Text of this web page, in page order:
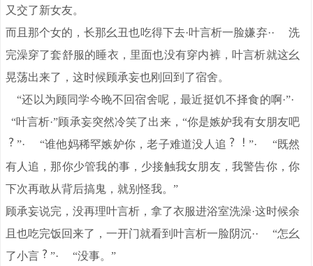
又交了新女友。
而且那个女的，长那幺丑也吃得下去·叶言析一脸嫌弃·· 洗
完澡穿了套舒服的睡衣，里面也没有穿内裤，叶言析就这幺
晃荡出来了，这时候顾承妄也刚回到了宿舍。
“还以为顾同学今晚不回宿舍呢，最近挺饥不择食的啊·”·
“叶言析·”顾承妄突然冷笑了出来，“你是嫉妒我有女朋友吧
”· “谁他妈稀罕嫉妒你，老子难道没人追
”· “既然
有人追，那你少管我的事，少接触我女朋友，我警告你，你
下次再敢从背后搞鬼，就别怪我。”
顾承妄说完，没再理叶言析，拿了衣服进浴室洗澡·这时候余
且也吃完饭回来了，一开门就看到叶言析一脸阴沉·· “怎幺
了小言
”· “没事。”